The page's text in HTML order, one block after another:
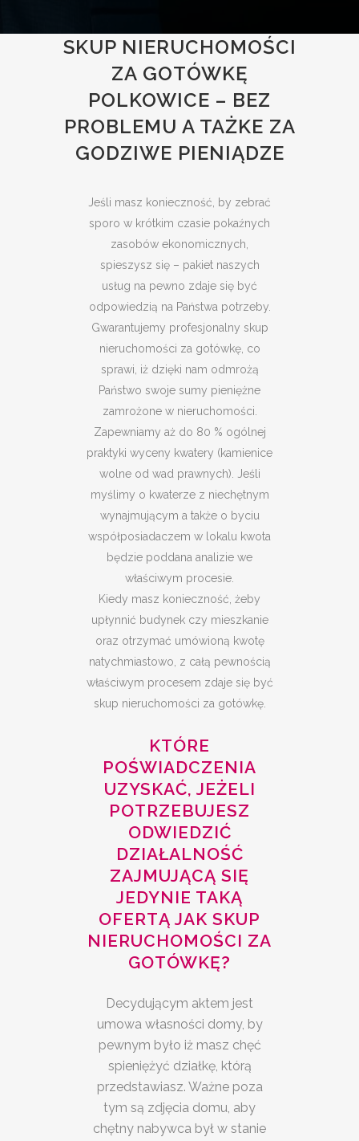
SKUP NIERUCHOMOŚCI
ZA GOTÓWKĘ
POLKOWICE – BEZ
PROBLEMU A TAŻKE ZA
GODZIWE PIENIĄDZE
Jeśli masz konieczność, by zebrać
sporo w krótkim czasie pokaźnych
zasobów ekonomicznych,
spieszysz się – pakiet naszych
usług na pewno zdaje się być
odpowiedzią na Państwa potrzeby.
Gwarantujemy profesjonalny skup
nieruchomości za gotówkę, co
sprawi, iż dzięki nam odmrożą
Państwo swoje sumy pieniężne
zamrożone w nieruchomości.
Zapewniamy aż do 80 % ogólnej
praktyki wyceny kwatery (kamienice
wolne od wad prawnych). Jeśli
myślimy o kwaterze z niechętnym
wynajmującym a także o byciu
współposiadaczem w lokalu kwota
będzie poddana analizie we
właściwym procesie.
Kiedy masz konieczność, żeby
upłynnić budynek czy mieszkanie
oraz otrzymać umówioną kwotę
natychmiastowo, z całą pewnością
właściwym procesem zdaje się być
skup nieruchomości za gotówkę.
KTÓRE
POŚWIADCZENIA
UZYSKAĆ, JEŻELI
POTRZEBUJESZ
ODWIEDZIĆ
DZIAŁALNOŚĆ
ZAJMUJĄCĄ SIĘ
JEDYNIE TAKĄ
OFERTĄ JAK SKUP
NIERUCHOMOŚCI ZA
GOTÓWKĘ?
Decydującym aktem jest
umowa własności domy, by
pewnym było iż masz chęć
spieniężyć działkę, którą
przedstawiasz. Ważne poza
tym są zdjęcia domu, aby
chętny nabywca był w stanie